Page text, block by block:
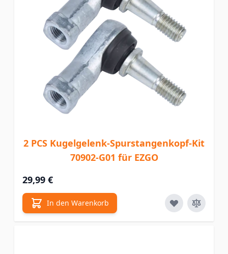
2 PCS Kugelgelenk-Spurstangenkopf-Kit
70902-G01 für EZGO
29,99 €
In den Warenkorb